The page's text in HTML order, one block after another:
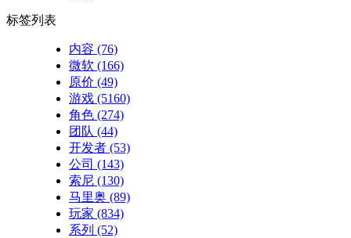
标签列表
内容 (76)
微软 (166)
原价 (49)
游戏 (5160)
角色 (274)
团队 (44)
开发者 (53)
公司 (143)
索尼 (130)
马里奥 (89)
玩家 (834)
系列 (52)